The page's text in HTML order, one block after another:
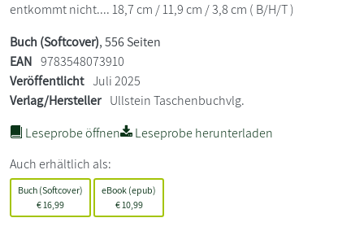
entkommt nicht.... 18,7 cm / 11,9 cm / 3,8 cm ( B/H/T )
Buch (Softcover), 556 Seiten
EAN 9783548073910
Veröffentlicht Juli 2025
Verlag/Hersteller Ullstein Taschenbuchvlg.
Leseprobe öffnen
Leseprobe herunterladen
Auch erhältlich als:
Buch (Softcover)
€16,99
eBook (epub)
€10,99